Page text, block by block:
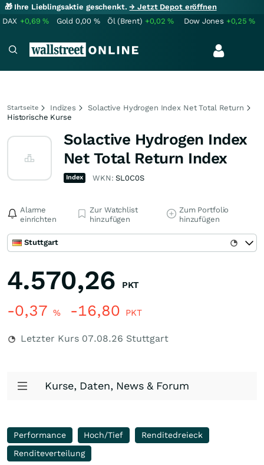
🎁 Ihre Lieblingsaktie geschenkt.→ Jetzt Depot eröffnen
DAX +0,69% Gold 0,00 % Öl (Brent) +0,02% Dow Jones +0,25%
Startseite Indizes
Solactive Hydrogen Index Net Total Return
Historische Kurse
Solactive Hydrogen Index
Net Total Return Index
Index WKN:SL0C0S
Alarme
einrichten
Zur Watchlist
hinzufügen
Zum Portfolio
hinzufügen
Stuttgart
4.570,26 PKT
-0,37 % -16,80 PKT
Letzter Kurs 07.08.26 Stuttgart
Kurse, Daten, News & Forum
Performance Hoch/Tief
Renditedreieck
Renditeverteilung